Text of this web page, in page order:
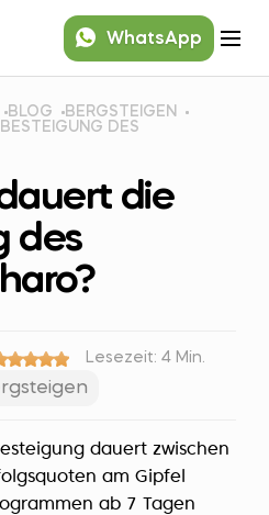
WhatsApp
BLOG
BERGSTEIGEN
DES
die
des
Lesezeit: 4 Min.
dauert zwischen
am Gipfel
ab 7 Tagen